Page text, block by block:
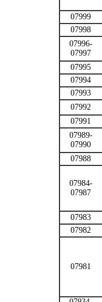
07999
07998
07996-
07997
07995
07994
07993
07992
07991
07989-
07990
07988
07984-
07987
07983
07982
07981